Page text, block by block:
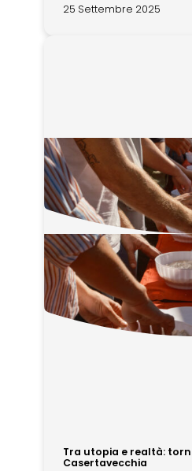
25 Settembre 2025
Tra utopia e realtà:
Casertavecchia